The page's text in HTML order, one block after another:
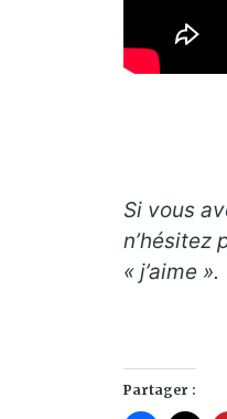
Si vous
n’hésitez
« j’aime ».
Partager :